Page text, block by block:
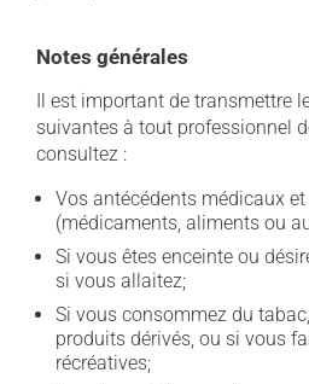
Notes générales
Il est important de transmettre
suivantes à tout professionnel
consultez :
Vos antécédents médicaux
(médicaments, aliments ou
Si vous êtes enceinte ou
si vous allaitez;
Si vous consommez du
produits dérivés, ou si vous
récréatives;